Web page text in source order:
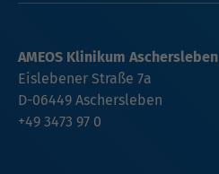
AMEOS Klinikum Aschersleben
Eislebener Straße 7a
D-06449 Aschersleben
+49 3473 97 0